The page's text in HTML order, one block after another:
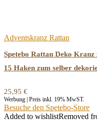
Adventskranz Rattan
Spetebo Rattan Deko
15 Haken zum selber
25,95 €
Werbung | Preis inkl. 19% MwST.
Besuche den Spetebo-Store
Added to wishlistRemoved